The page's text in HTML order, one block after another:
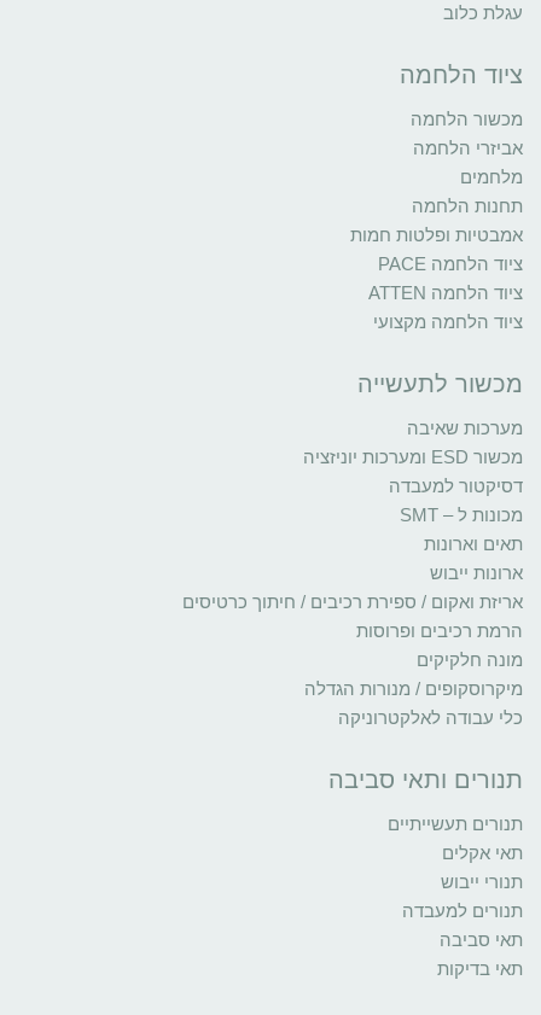
עגלת כלוב
ציוד הלחמה
מכשור הלחמה
אביזרי הלחמה
מלחמים
תחנות הלחמה
אמבטיות ופלטות חמות
ציוד הלחמה PACE
ציוד הלחמה ATTEN
ציוד הלחמה מקצועי
מכשור לתעשייה
מערכות שאיבה
מכשור ESD ומערכות יוניזציה
דסיקטור למעבדה
מכונות ל – SMT
תאים וארונות
ארונות ייבוש
אריזת ואקום / ספירת רכיבים / חיתוך כרטיסים
הרמת רכיבים ופרוסות
מונה חלקיקים
מיקרוסקופים / מנורות הגדלה
כלי עבודה לאלקטרוניקה
תנורים ותאי סביבה
תנורים תעשייתיים
תאי אקלים
תנורי ייבוש
תנורים למעבדה
תאי סביבה
תאי בדיקות